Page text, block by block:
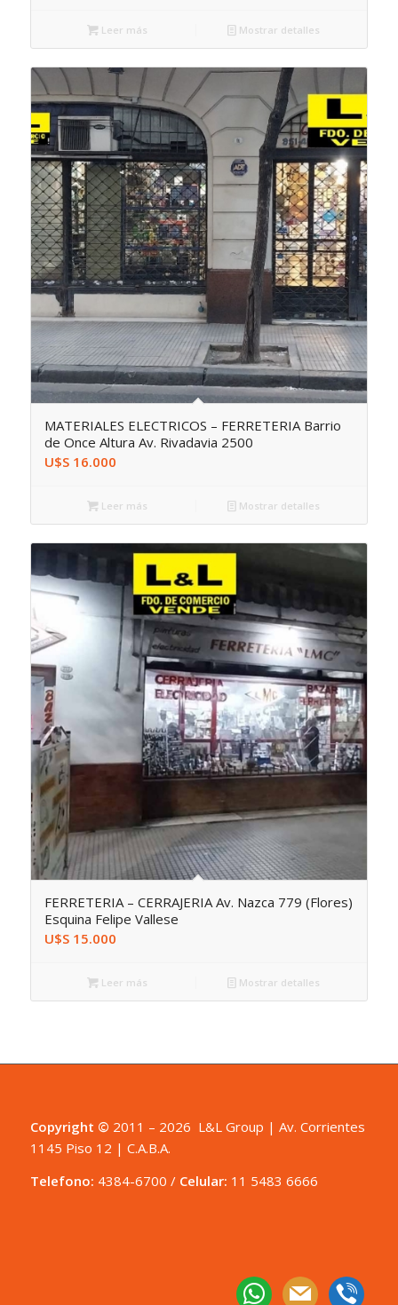
Leer más Mostrar detalles
MATERIALES ELECTRICOS – FERRETERIA Barrio
de Once Altura Av. Rivadavia 2500
U$S16.000
Leer más Mostrar detalles
FERRETERIA – CERRAJERIA Av. Nazca 779 (Flores)
Esquina Felipe Vallese
U$S15.000
Leer más Mostrar detalles
Copyright © 2011 – 2026 L&L Group | Av. Corrientes
1145 Piso 12 | C.A.B.A.
Telefono: 4384-6700 / Celular: 11 5483 6666